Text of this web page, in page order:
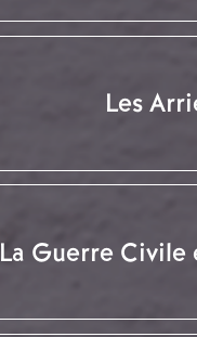
Les
La Guerre Civile